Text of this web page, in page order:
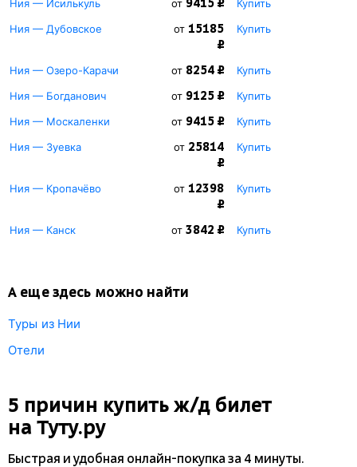
Ния — Исилькуль от 9415 ₽
Купить
Ния — Дубовское
от 15185
₽
Купить
Ния — Озеро-Карачи от 8254 ₽
Купить
Ния — Богданович
от 9125 ₽
Купить
Ния — Москаленки
от 9415 ₽
Купить
Ния — Зуевка
от 25814
₽
Купить
Ния — Кропачёво от 12398
₽
Купить
Ния — Канск от 3842 ₽ Купить
А еще здесь можно найти
Туры из Нии
Отели
5 причин купить ж/д билет
на Туту.ру
Быстрая и удобная онлайн-покупказа 4 минуты.